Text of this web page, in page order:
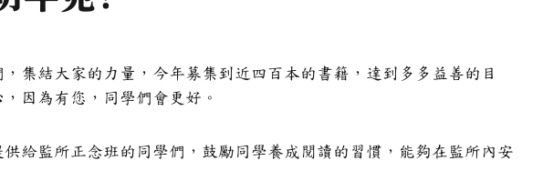
集結大家的力量，今年募集到近四百本的書籍，達到多多益善的目
因為有您，同學們會更好。
給監所正念班的同學們，鼓勵同學養成閱讀的習慣，能夠在監所內安